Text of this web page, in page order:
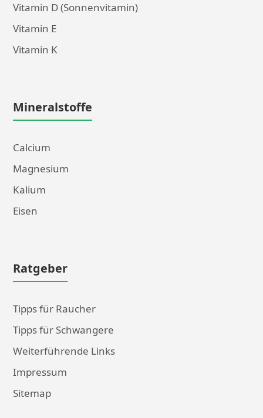
Vitamin D (Sonnenvitamin)
Vitamin E
Vitamin K
Mineralstoffe
Calcium
Magnesium
Kalium
Eisen
Ratgeber
Tipps für Raucher
Tipps für Schwangere
Weiterführende Links
Impressum
Sitemap